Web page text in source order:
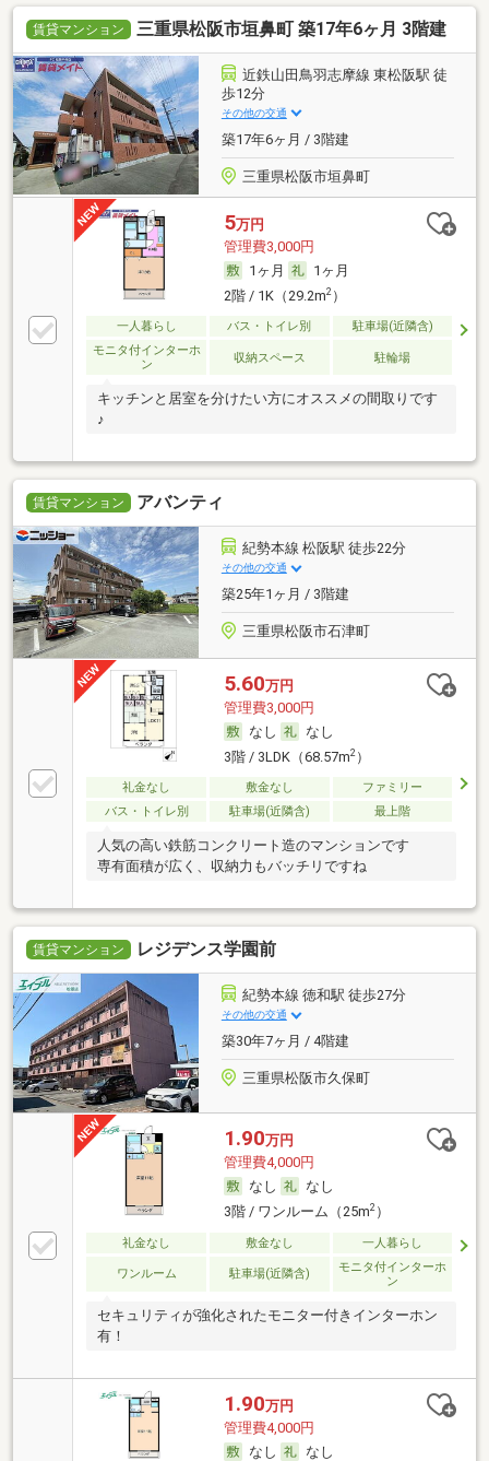
賃貸マンション 三重県松阪市垣鼻町 築17年6ヶ月 3階建
近鉄山田鳥羽志摩線 東松阪駅 徒
歩12分
その他の交通
築17年6ヶ月 / 3階建
三重県松阪市垣鼻町
5万円
管理費3,000円
1ヶ月
1ヶ月
2階 / 1K（29.2m2）
一人暮らし バス・トイレ別
駐車場(近隣含)
モニタ付インターホ
ン
収納スペース 駐輪場
キッチンと居室を分けたい方にオススメの間取りです
♪
賃貸マンション アバンティ
紀勢本線 松阪駅 徒歩22分
その他の交通
築25年1ヶ月 / 3階建
三重県松阪市石津町
5.60万円
管理費3,000円
なし
なし
3階 / 3LDK（68.57m2）
礼金なし 敷金なし
ファミリー
バス・トイレ別
駐車場(近隣含) 最上階
人気の高い鉄筋コンクリート造のマンションです
専有面積が広く、収納力もバッチリですね
賃貸マンション レジデンス学園前
紀勢本線 徳和駅 徒歩27分
その他の交通
築30年7ヶ月 / 4階建
三重県松阪市久保町
1.90万円
管理費4,000円
なし
なし
3階 / ワンルーム（25m2）
礼金なし 敷金なし 一人暮らし
ワンルーム 駐車場(近隣含)
モニタ付インターホ
ン
セキュリティが強化されたモニター付きインターホン
有！
1.90万円
管理費4,000円
なし
なし